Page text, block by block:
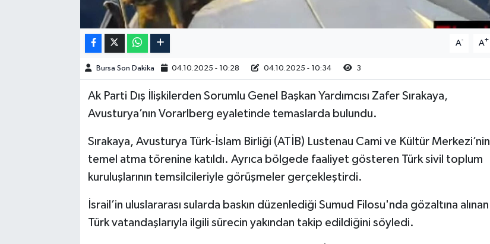
A- A+
Bursa Son Dakika 04.10.2025 - 10:28 04.10.2025 - 10:34 3
Ak Parti Dış İlişkilerden Sorumlu Genel Başkan Yardımcısı Zafer Sırakaya,
Avusturya’nın Vorarlberg eyaletinde temaslarda bulundu.
Sırakaya, Avusturya Türk-İslam Birliği (ATİB) Lustenau Cami ve Kültür Merkezi’nin
temel atma törenine katıldı. Ayrıca bölgede faaliyet gösteren Türk sivil toplum
kuruluşlarının temsilcileriyle görüşmeler gerçekleştirdi.
İsrail’in uluslararası sularda baskın düzenlediği Sumud Filosu'nda gözaltına alınan
Türk vatandaşlarıyla ilgili sürecin yakından takip edildiğini söyledi.